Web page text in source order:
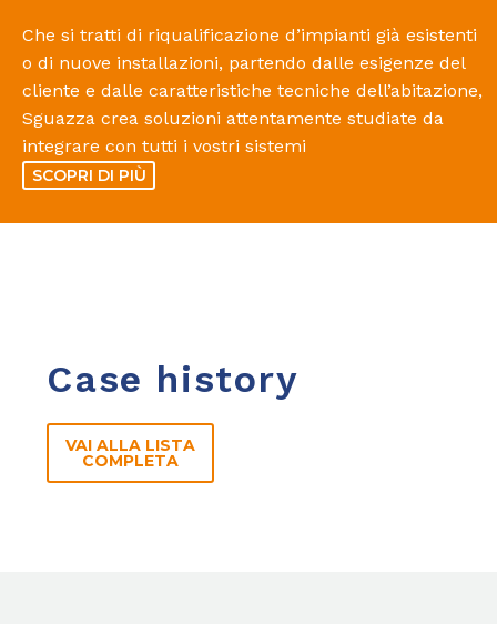
Che si tratti di riqualificazione d’impianti già esistenti
o di nuove installazioni, partendo dalle esigenze del
cliente e dalle caratteristiche tecniche dell’abitazione,
Sguazza crea soluzioni attentamente studiate da
integrare con tutti i vostri sistemi
SCOPRI DI PIÙ
Case history
VAI ALLA LISTA
COMPLETA